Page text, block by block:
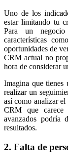
Uno de los
estar limitando tu
Para un
características
oportunidades de
CRM actual no
hora de considerar
Imagina que tienes
realizar un
así como analizar el
CRM que carece
avanzados podría
resultados.
2. Falta de